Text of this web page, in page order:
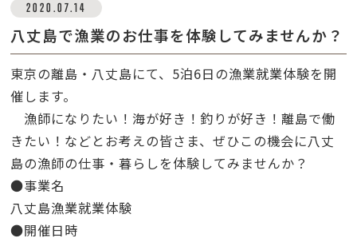
2020.07.14
八丈島で漁業のお仕事を体験してみませんか？
東京の離島・八丈島にて、5泊6日の漁業就業体験を開
催します。
漁師になりたい！海が好き！釣りが好き！離島で働
きたい！などとお考えの皆さま、ぜひこの機会に八丈
島の漁師の仕事・暮らしを体験してみませんか？
●事業名
八丈島漁業就業体験
●開催日時